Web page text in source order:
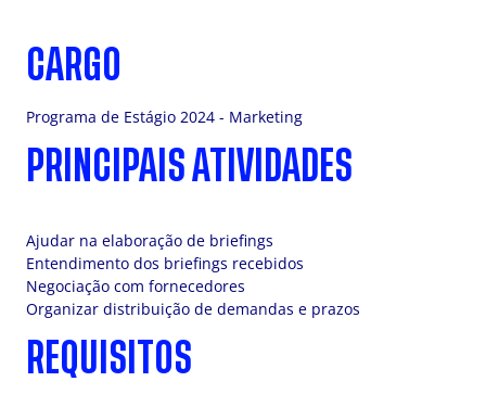
CARGO
Programa de Estágio 2024 - Marketing
PRINCIPAIS ATIVIDADES
Ajudar na elaboração de briefings
Entendimento dos briefings recebidos
Negociação com fornecedores
Organizar distribuição de demandas e prazos
REQUISITOS